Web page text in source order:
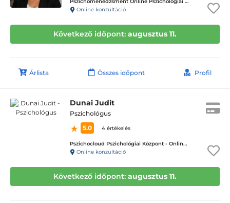
Online konzultáció
Következő időpont: augusztus 11.
Árlista Összes időpont Profil
Dunai Judit
Pszichológus
5.0
4 értékelés
Pszichocloud Pszichológiai Központ - Online ügyfélfogadás
Online konzultáció
Következő időpont: augusztus 11.